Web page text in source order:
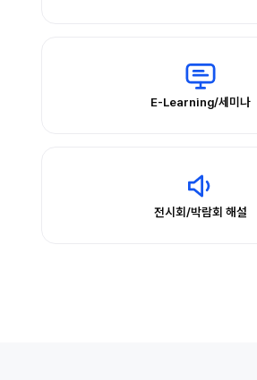
E-Learning/세미나
전시회/박람회 해설